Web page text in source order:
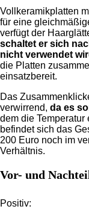
Vollkeramikplatten
für eine
verfügt der
schaltet er sich
nicht verwendet
die Platten
einsatzbereit.
Das
verwirrend, da es
dem die
befindet sich das
200 Euro noch im
Verhältnis.
Vor- und
Positiv: